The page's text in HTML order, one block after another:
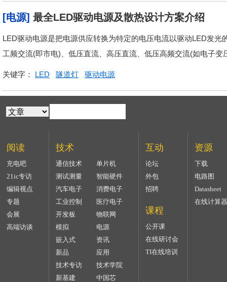
[电源] 最全LED驱动电源及散热设计方案介绍
LED驱动电源是把电源供应转换为特定的电压电流以驱动LED发
工频交流(即市电)、低压直流、高压直流、低压高频交流(如电子变
关键字： LED 隧道灯 驱动电源
阅读
充电吧
21ic专访
编辑视点
专题
会展
高端访谈
技术
通信技术
单片机
测试测量
智能硬件
汽车电子
消费电子
工业控制
医疗电子
开发板
物联网
模拟
电源
嵌入式
资讯
新品
应用
技术专访
技术学院
新基建
中国芯
互动
论坛
外包
招聘
课程
公开课
在线研讨会
TI在线培训
资源
下载
电路图
Datasheet
在线计算器